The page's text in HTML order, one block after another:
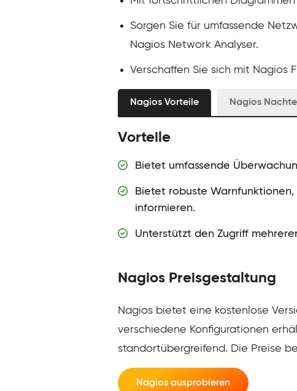
Sorgen Sie für umfassende
Nagios Network Analyser.
Verschaffen Sie sich mit Nagios
Nagios Vorteile Nagios
Vorteile
Bietet umfassende
Bietet robuste
informieren.
Unterstützt den Zugriff
Nagios Preisgestaltung
Nagios bietet eine kostenlose
verschiedene Konfigurationen
standortübergreifend. Die Preise
Nagios ausprobieren